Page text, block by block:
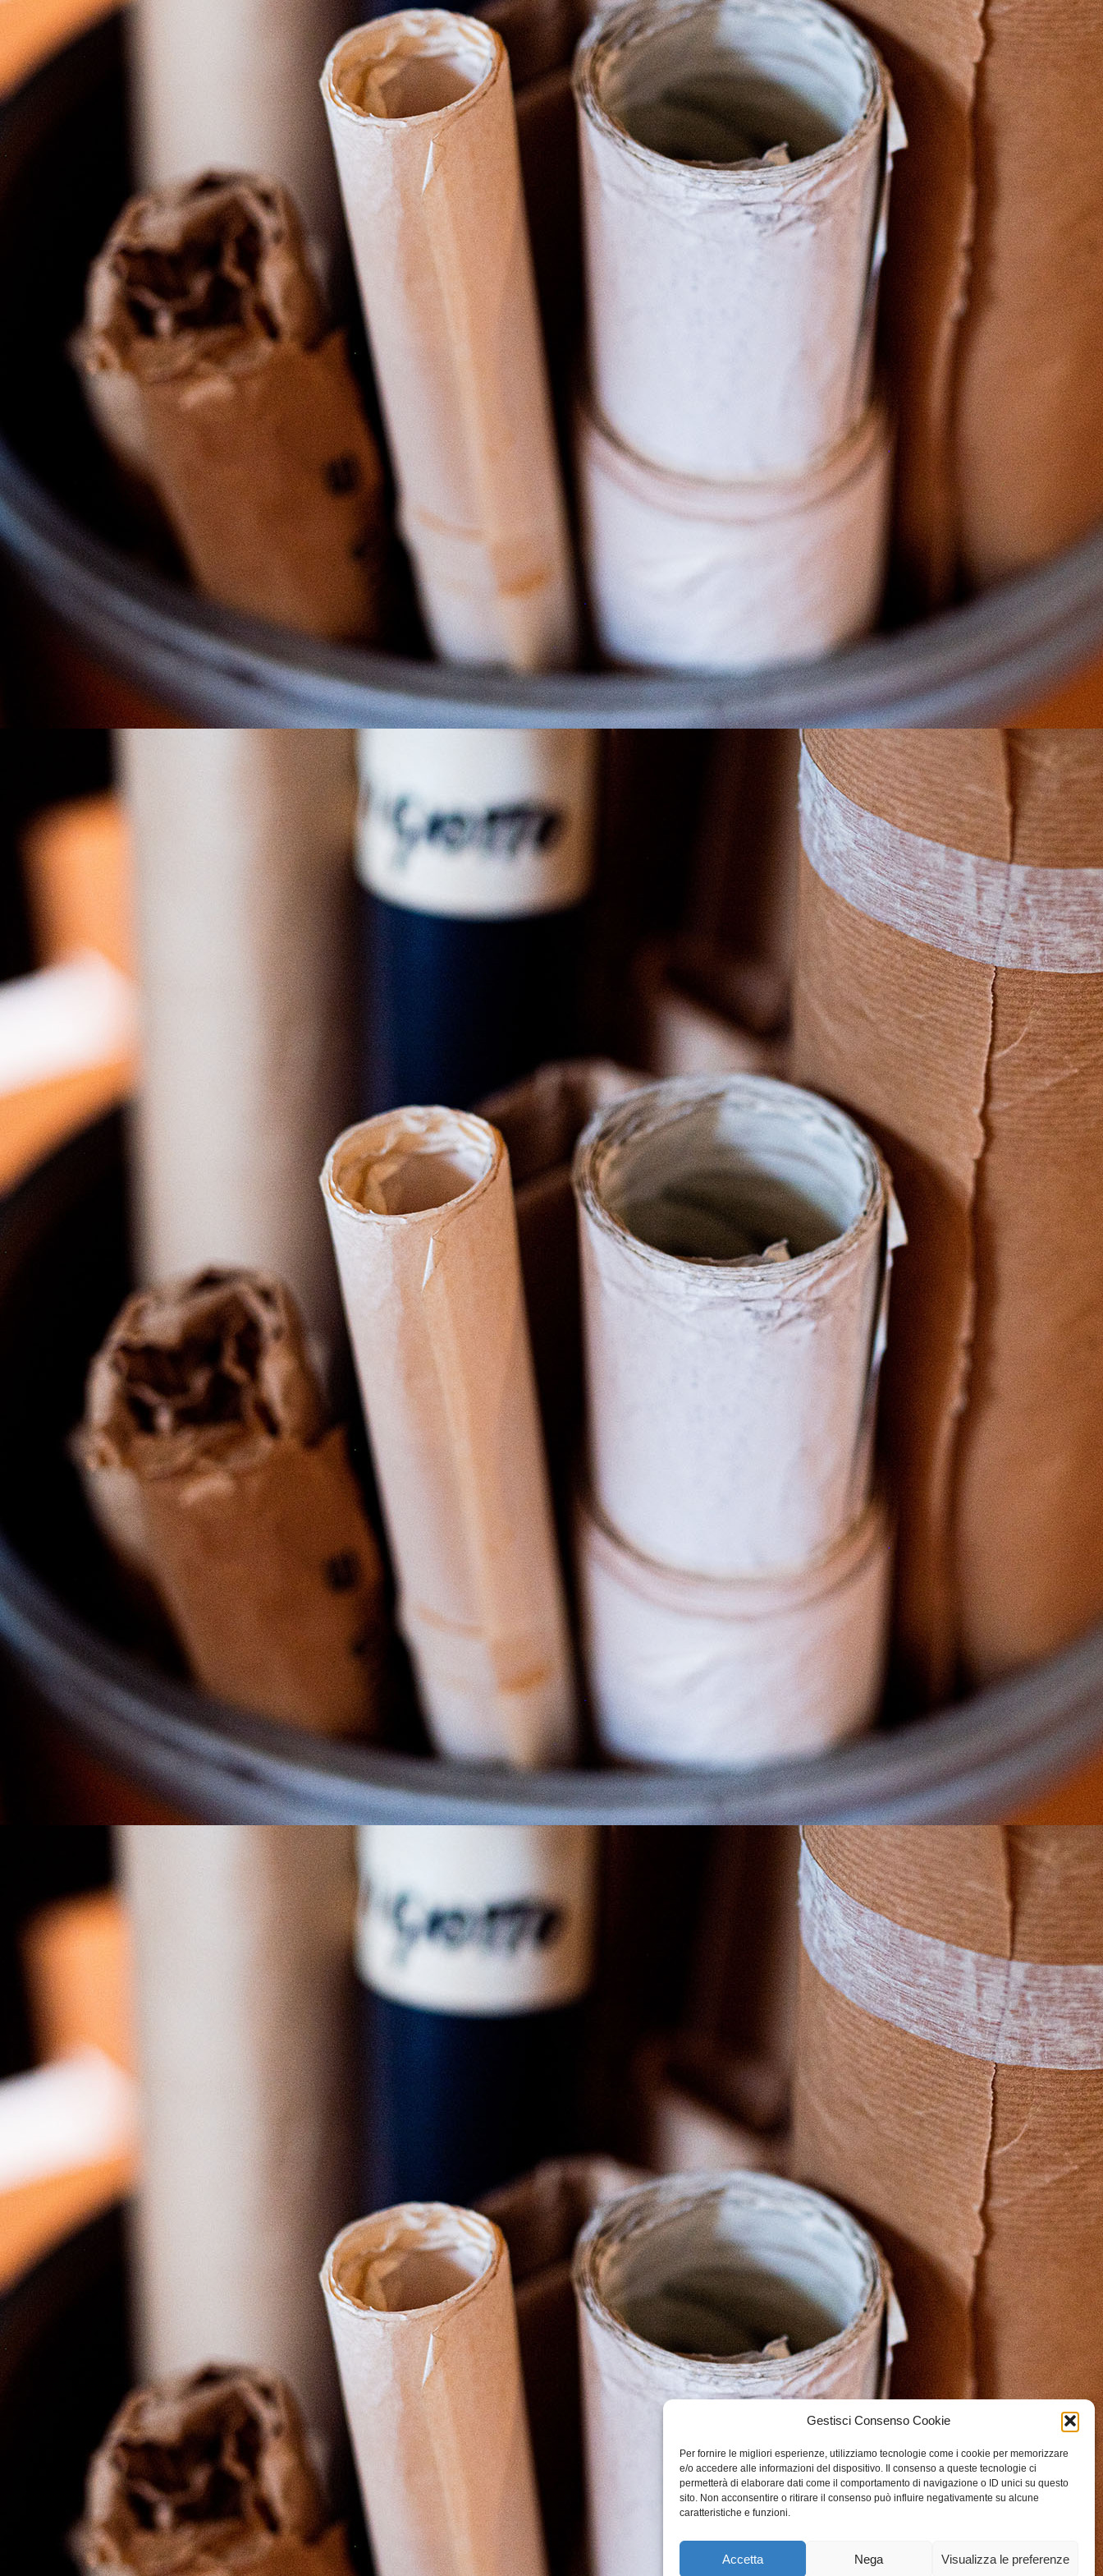
Gestisci Consenso Cookie
Per fornire le migliori esperienze, utilizziamo tecnologie come i cookie per memorizzare
e/o accedere alle informazioni del dispositivo. Il consenso a queste tecnologie ci
permetterà di elaborare dati come il comportamento di navigazione o ID unici su questo
sito. Non acconsentire o ritirare il consenso può influire negativamente su alcune
caratteristiche e funzioni.
Accetta Nega Visualizza le preferenze